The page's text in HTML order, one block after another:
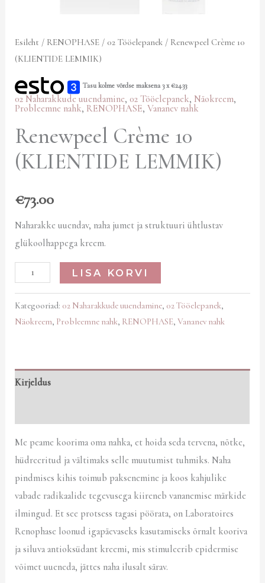
Esileht / RENOPHASE / 02 Tööelepanek / Renewpeel Crème 10
(KLIENTIDE LEMMIK)
Tasu kolme võrdse maksena 3 x€24.33
02 Naharakkude uuendamine,02 Tööelepanek, Näokreem,
Probleemne nahk, RENOPHASE,Vananev nahk
Renewpeel Crème 10
(KLIENTIDE LEMMIK)
€73.00
Naharakke uuendav, naha jumet ja struktuuri ühtlustav
glükoolhappega kreem.
LISA KORVI
Kategooriad: 02 Naharakkude uuendamine, 02 Tööelepanek,
Näokreem, Probleemne nahk, RENOPHASE,Vananev nahk
Kirjeldus
Me peame koorima oma nahka, et hoida seda tervena, nõtke,
hüdreeritud ja vältimaks selle muutumist tuhmiks. Naha
pindmises kihis toimub paksenemine ja koos kahjulike
vabade radikaalide tegevusega kiireneb vananemise märkide
ilmingud. Et see protsess tagasi pöörata, on Laboratoires
Renophase loonud igapäevaseks kasutamiseks õrnalt kooriva
ja siluva antioksüdant kreemi, mis stimuleerib epidermise
võimet uueneda, jättes naha ilusalt särav.